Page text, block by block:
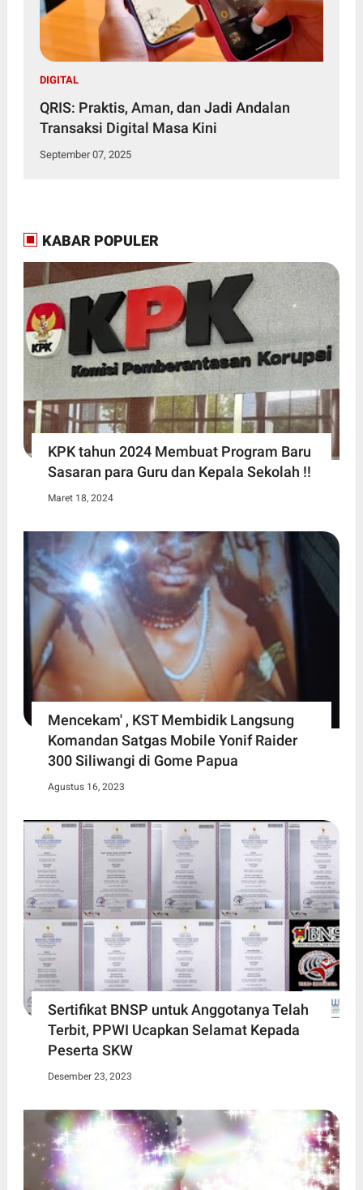
DIGITAL
QRIS: Praktis, Aman, dan Jadi Andalan
Transaksi Digital Masa Kini
September 07, 2025
KABAR POPULER
KPK tahun 2024 Membuat Program Baru
Sasaran para Guru dan Kepala Sekolah !!
Maret 18, 2024
Mencekam' , KST Membidik Langsung
Komandan Satgas Mobile Yonif Raider
300 Siliwangi di Gome Papua
Agustus 16, 2023
Sertifikat BNSP untuk Anggotanya Telah
Terbit, PPWI Ucapkan Selamat Kepada
Peserta SKW
Desember 23, 2023